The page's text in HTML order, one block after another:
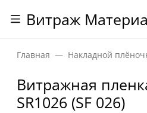
Витраж
Главная Накладной
Витражная
SR1026 (SF 026)